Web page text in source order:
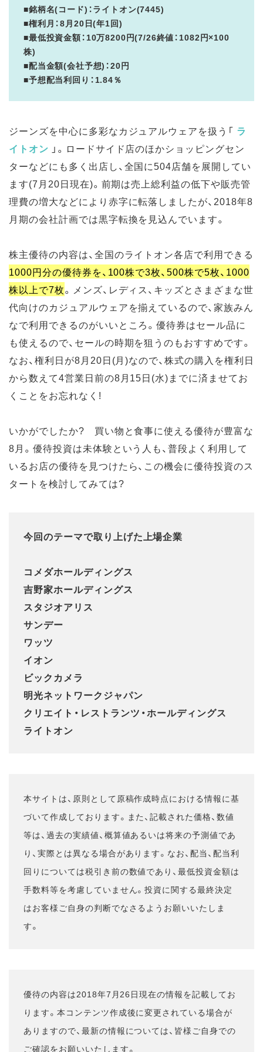
■銘柄名(コード)：ライトオン(7445)
■権利月：8月20日(年1回)
■最低投資金額：10万8200円(7/26終値：1082円×100
株)
■配当金額(会社予想)：20円
■予想配当利回り：1.84％
ジーンズを中心に多彩なカジュアルウェアを扱う「 ラ
イトオン 」。ロードサイド店のほかショッピングセン
ターなどにも多く出店し、全国に504店舗を展開してい
ます(7月20日現在)。前期は売上総利益の低下や販売管
理費の増大などにより赤字に転落しましたが、2018年8
月期の会社計画では黒字転換を見込んでいます。
株主優待の内容は、全国のライトオン各店で利用できる
1000円分の優待券を、100株で3枚、500株で5枚、1000
株以上で7枚。メンズ、レディス、キッズとさまざまな世
代向けのカジュアルウェアを揃えているので、家族みん
なで利用できるのがいいところ。優待券はセール品に
も使えるので、セールの時期を狙うのもおすすめです。
なお、権利日が8月20日(月)なので、株式の購入を権利日
から数えて4営業日前の8月15日(水)までに済ませてお
くことをお忘れなく!
いかがでしたか? 買い物と食事に使える優待が豊富な
8月。優待投資は未体験という人も、普段よく利用して
いるお店の優待を見つけたら、この機会に優待投資のス
タートを検討してみては?
今回のテーマで取り上げた上場企業
コメダホールディングス
吉野家ホールディングス
スタジオアリス
サンデー
ワッツ
イオン
ビックカメラ
明光ネットワークジャパン
クリエイト・レストランツ・ホールディングス
ライトオン
本サイトは、原則として原稿作成時点における情報に基
づいて作成しております。また、記載された価格、数値
等は、過去の実績値、概算値あるいは将来の予測値であ
り、実際とは異なる場合があります。なお、配当、配当利
回りについては税引き前の数値であり、最低投資金額は
手数料等を考慮していません。投資に関する最終決定
はお客様ご自身の判断でなさるようお願いいたしま
す。
優待の内容は2018年7月26日現在の情報を記載してお
ります。本コンテンツ作成後に変更されている場合が
ありますので、最新の情報については、皆様ご自身での
ご確認をお願いいたします。